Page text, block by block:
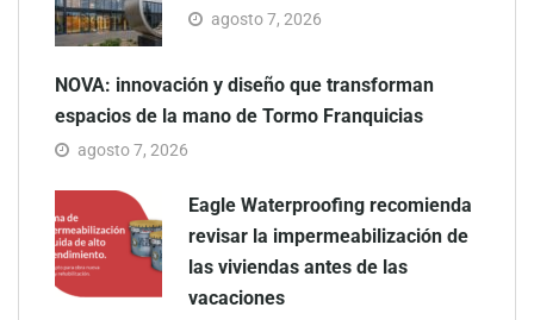
agosto 7, 2026
NOVA: innovación y diseño que transforman
espacios de la mano de Tormo Franquicias
agosto 7, 2026
Eagle Waterproofing recomienda
revisar la impermeabilización de
las viviendas antes de las
vacaciones